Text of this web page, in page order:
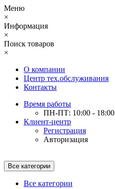
Меню
×
Информация
×
Поиск товаров
×
О компании
Центр тех.обслуживания
Контакты
Время работы
ПН-ПТ: 10:00 - 18:00
Клиент-центр
Регистрация
Авторизация
Все категории
Все категории